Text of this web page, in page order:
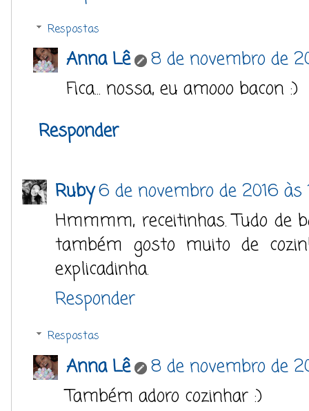
Respostas
Anna Lê
8 de novembro de
Fica... nossa, eu amooo bacon :)
Responder
Ruby6 de novembro de 2016 às
Hmmmm, receitinhas. Tudo de
também gosto muito de
explicadinha.
Responder
Respostas
Anna Lê
8 de novembro de
Também adoro cozinhar :)